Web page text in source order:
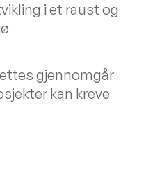
i et raust og
gjennomgår
kan kreve